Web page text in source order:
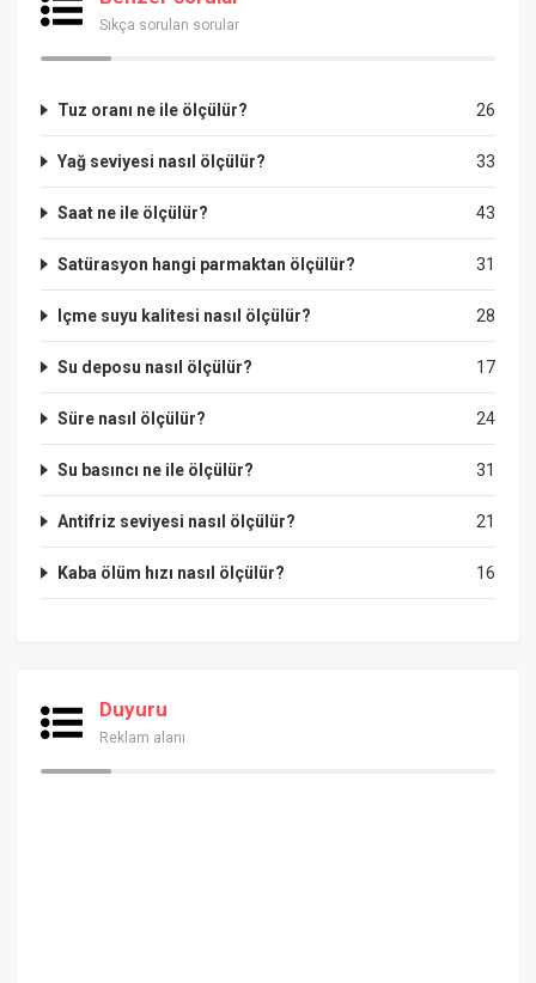
Sıkça sorulan sorular
26
Tuz oranı ne ile ölçülür?
33
Yağ seviyesi nasıl ölçülür?
43
Saat ne ile ölçülür?
31
Satürasyon hangi parmaktan ölçülür?
28
Içme suyu kalitesi nasıl ölçülür?
17
Su deposu nasıl ölçülür?
24
Süre nasıl ölçülür?
31
Su basıncı ne ile ölçülür?
21
Antifriz seviyesi nasıl ölçülür?
16
Kaba ölüm hızı nasıl ölçülür?
Duyuru
Reklam alanı